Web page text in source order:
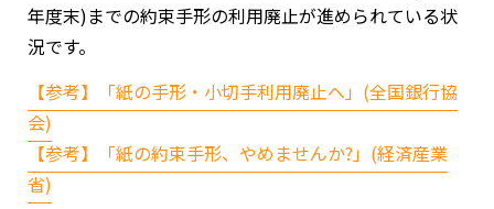
年度末)までの約束手形の利用廃止が進められている状
況です。
【参考】「紙の手形・小切手利用廃止へ」(全国銀行協
会)
【参考】「紙の約束手形、やめませんか?」(経済産業
省)